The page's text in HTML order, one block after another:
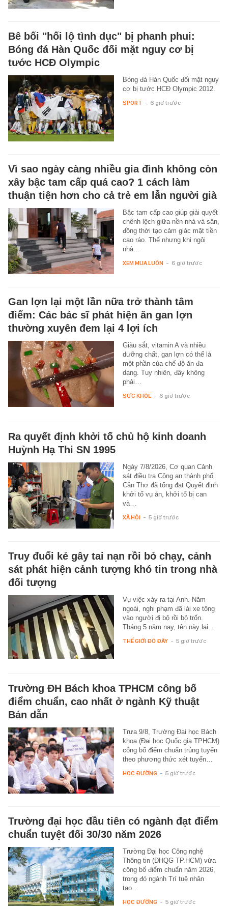
Bê bối "hối lộ tình dục" bị phanh phui:
Bóng đá Hàn Quốc đối mặt nguy cơ bị
tước HCĐ Olympic
Bóng đá Hàn Quốc đối mặt nguy
cơ bị tước HCĐ Olympic 2012.
SPORT - 6 giờ trước
Vì sao ngày càng nhiều gia đình không còn
xây bậc tam cấp quá cao? 1 cách làm
thuận tiện hơn cho cả trẻ em lẫn người già
Bậc tam cấp cao giúp giải quyết
chênh lệch giữa nền nhà và sân,
đồng thời tạo cảm giác mặt tiền
cao ráo. Thế nhưng khi ngôi
nhà…
XEM MUA LUÔN - 6 giờ trước
Gan lợn lại một lần nữa trở thành tâm
điểm: Các bác sĩ phát hiện ăn gan lợn
thường xuyên đem lại 4 lợi ích
Giàu sắt, vitamin A và nhiều
dưỡng chất, gan lợn có thể là
một phần của chế độ ăn đa
dạng. Tuy nhiên, đây không
phải…
SỨC KHỎE - 6 giờ trước
Ra quyết định khởi tố chủ hộ kinh doanh
Huỳnh Hạ Thi SN 1995
Ngày 7/8/2026, Cơ quan Cảnh
sát điều tra Công an thành phố
Cần Thơ đã tống đạt Quyết định
khởi tố vụ án, khởi tố bị can
và…
XÃ HỘI - 5 giờ trước
Truy đuổi kẻ gây tai nạn rồi bỏ chạy, cảnh
sát phát hiện cảnh tượng khó tin trong nhà
đối tượng
Vụ việc xảy ra tại Anh. Năm
ngoái, nghi phạm đã lái xe tông
vào người đi bộ rồi bỏ trốn.
Tháng 5 năm nay, tên này lại…
THẾ GIỚI ĐÓ ĐÂY - 5 giờ trước
Trường ĐH Bách khoa TPHCM công bố
điểm chuẩn, cao nhất ở ngành Kỹ thuật
Bán dẫn
Trưa 9/8, Trường Đại học Bách
khoa (Đại học Quốc gia TPHCM)
công bố điểm chuẩn trúng tuyển
theo phương thức xét tuyển…
HỌC ĐƯỜNG - 5 giờ trước
Trường đại học đầu tiên có ngành đạt điểm
chuẩn tuyệt đối 30/30 năm 2026
Trường Đại học Công nghệ
Thông tin (ĐHQG TP.HCM) vừa
công bố điểm chuẩn năm 2026,
trong đó ngành Trí tuệ nhân
tạo…
HỌC ĐƯỜNG - 5 giờ trước